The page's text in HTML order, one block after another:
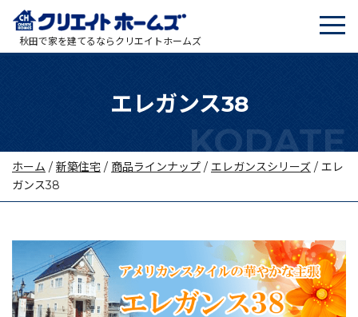
メインナビゲーション
秋田で家を建てるならクリエイトホームズ
エレガンス38
ホーム / 新築住宅 / 商品ラインナップ / エレガンスシリーズ / エレ
ガンス38